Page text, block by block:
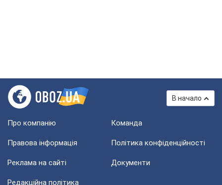
В начало
Про компанію Команда
Правова інформація Політика конфіденційності
Реклама на сайті Документи
Редакційна політика